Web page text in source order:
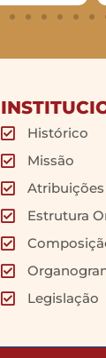
Histórico
Missão
Atribuições
Estrutura
Legislação